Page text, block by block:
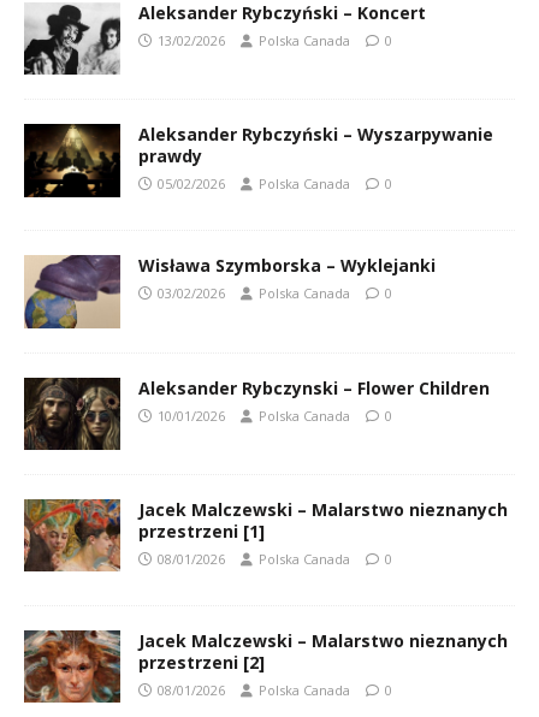
Aleksander Rybczyński – Koncert
13/02/2026 Polska Canada 0
Aleksander Rybczyński – Wyszarpywanie
prawdy
05/02/2026 Polska Canada 0
Wisława Szymborska – Wyklejanki
03/02/2026 Polska Canada 0
Aleksander Rybczynski – Flower Children
10/01/2026 Polska Canada 0
Jacek Malczewski – Malarstwo nieznanych
przestrzeni [1]
08/01/2026 Polska Canada 0
Jacek Malczewski – Malarstwo nieznanych
przestrzeni [2]
08/01/2026 Polska Canada 0